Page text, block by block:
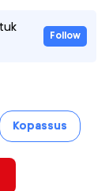
Follow
Kopassus